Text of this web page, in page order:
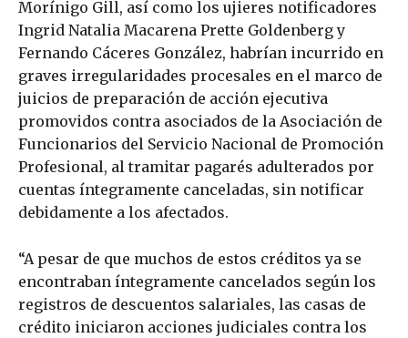
Morínigo Gill, así como los ujieres notificadores
Ingrid Natalia Macarena Prette Goldenberg y
Fernando Cáceres González, habrían incurrido en
graves irregularidades procesales en el marco de
juicios de preparación de acción ejecutiva
promovidos contra asociados de la Asociación de
Funcionarios del Servicio Nacional de Promoción
Profesional, al tramitar pagarés adulterados por
cuentas íntegramente canceladas, sin notificar
debidamente a los afectados.
“A pesar de que muchos de estos créditos ya se
encontraban íntegramente cancelados según los
registros de descuentos salariales, las casas de
crédito iniciaron acciones judiciales contra los